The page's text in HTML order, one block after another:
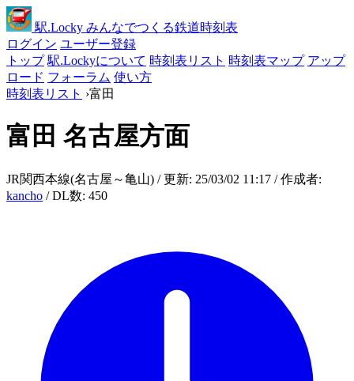
駅.Locky みんなでつくる鉄道時刻表
ログイン ユーザー登録
トップ 駅.Lockyについて 時刻表リスト 時刻表マップ アップ
ロード フォーラム 使い方
時刻表リスト ›富田
富田 名古屋方面
JR関西本線(名古屋～亀山) / 更新: 25/03/02 11:17 / 作成者:
kancho / DL数: 450